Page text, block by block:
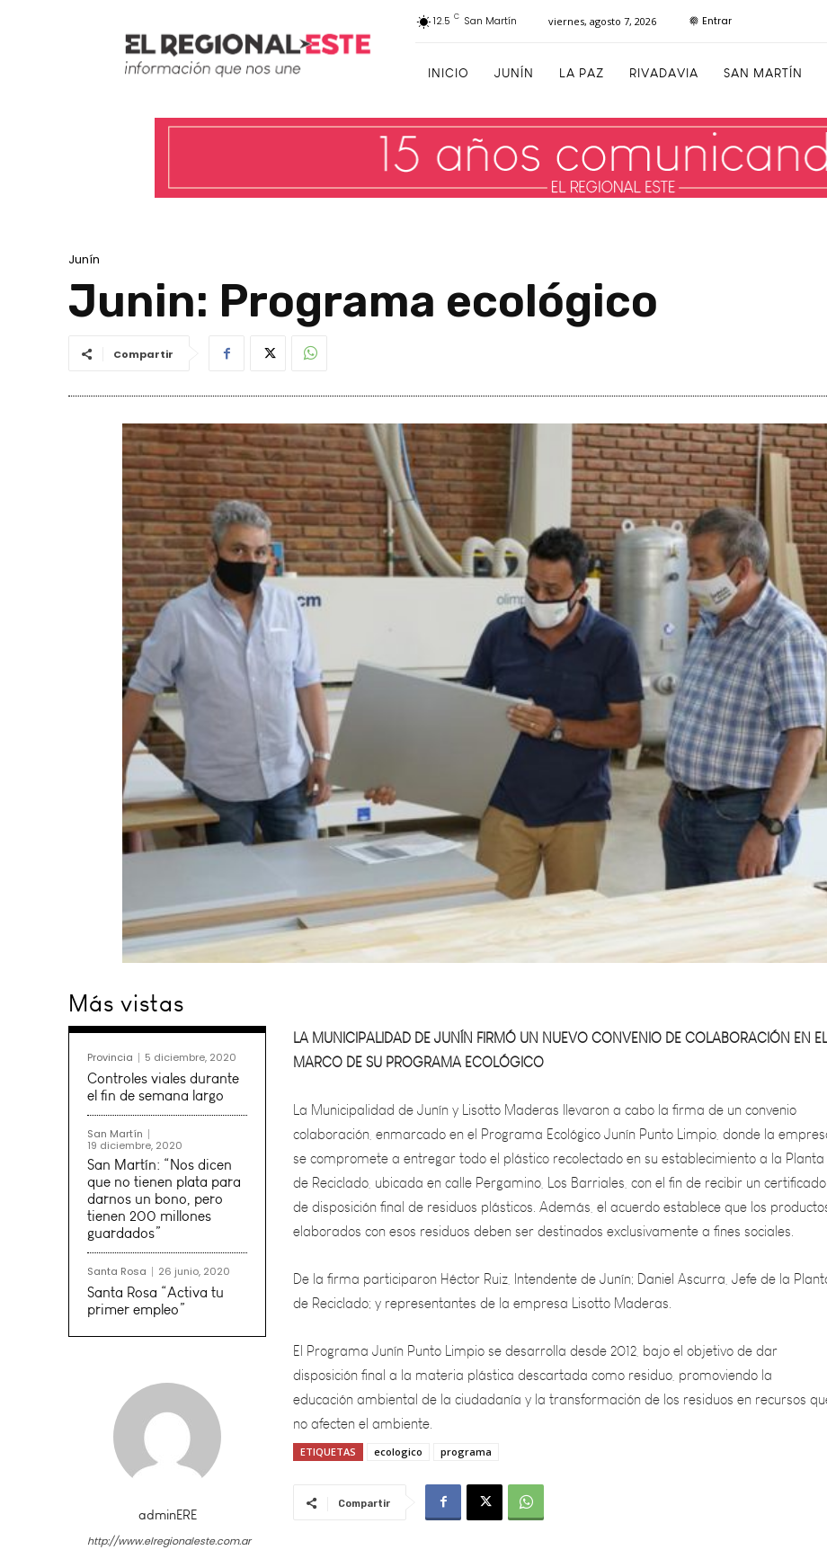
12.5 C San Martín viernes, agosto 7, 2026 Entrar
INICIO JUNÍN LA PAZ RIVADAVIA SAN MARTÍN
Junín
Junin: Programa ecológico
Compartir
Más vistas
Provincia 5 diciembre, 2020
Controles viales durante
el fin de semana largo
San Martín
19 diciembre, 2020
San Martín: “Nos dicen
que no tienen plata para
darnos un bono, pero
tienen 200 millones
guardados”
Santa Rosa 26 junio, 2020
Santa Rosa “Activa tu
primer empleo”
adminERE
http://www.elregionaleste.com.ar
LA MUNICIPALIDAD DE JUNÍN FIRMÓ UN NUEVO CONVENIO DE COLABORACIÓN EN EL
MARCO DE SU PROGRAMA ECOLÓGICO
La Municipalidad de Junín y Lisotto Maderas llevaron a cabo la firma de un convenio
colaboración, enmarcado en el Programa Ecológico Junín Punto Limpio, donde la empresa
se compromete a entregar todo el plástico recolectado en su establecimiento a la Planta
de Reciclado, ubicada en calle Pergamino, Los Barriales, con el fin de recibir un certificado
de disposición final de residuos plásticos. Además, el acuerdo establece que los productos
elaborados con esos residuos deben ser destinados exclusivamente a fines sociales.
De la firma participaron Héctor Ruiz, Intendente de Junín; Daniel Ascurra, Jefe de la Planta
de Reciclado; y representantes de la empresa Lisotto Maderas.
El Programa Junín Punto Limpio se desarrolla desde 2012, bajo el objetivo de dar
disposición final a la materia plástica descartada como residuo, promoviendo la
educación ambiental de la ciudadanía y la transformación de los residuos en recursos que
no afecten el ambiente.
ETIQUETAS ecologico programa
Compartir